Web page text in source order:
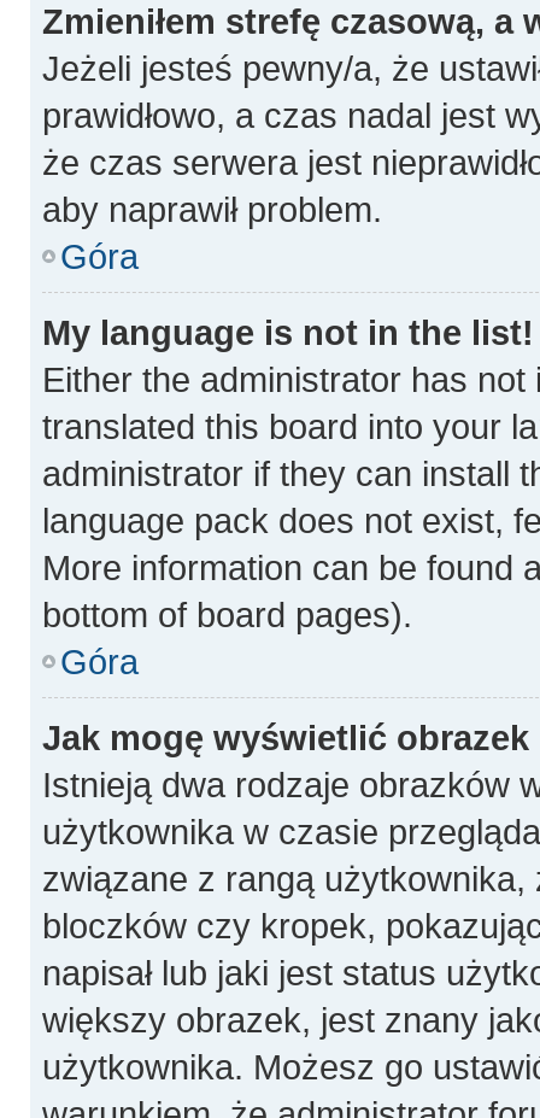
Zmieniłem strefę czasową, a
Jeżeli jesteś pewny/a, że
prawidłowo, a czas nadal jest
że czas serwera jest
aby naprawił problem.
Góra
My language is not in the list!
Either the administrator has
translated this board into your
administrator if they can install
language pack does not exist,
More information can be found
bottom of board pages).
Góra
Jak mogę wyświetlić
Istnieją dwa rodzaje obrazków
użytkownika w czasie
związane z rangą
bloczków czy kropek,
napisał lub jaki jest status
większy obrazek, jest znany
użytkownika. Możesz go